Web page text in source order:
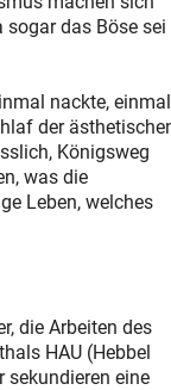
das Böse sei
nackte, einmal
der
Königsweg
was die
Leben, welches
die Arbeiten des
HAU (Hebbel
sekundieren eine